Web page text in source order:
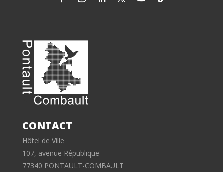
CONTACT
Hôtel de Ville
107, avenue République
77340 PONTAULT-COMBAULT